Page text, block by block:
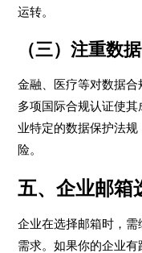
运转。
（三）注重数
金融、医疗等对数据
多项国际合规认证使
业特定的数据保护法
险。
五、企业邮箱
企业在选择邮箱时，
需求。如果你的企业